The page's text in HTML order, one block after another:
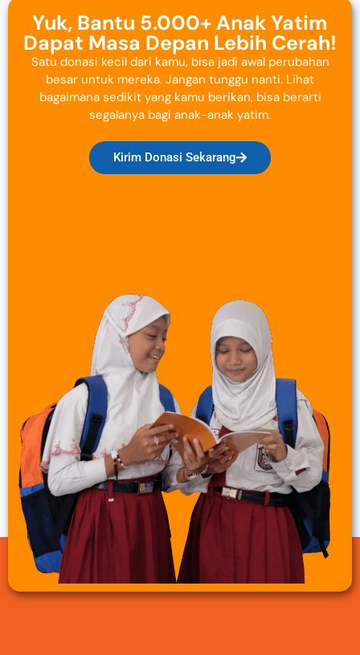
Yuk, Bantu 5.000+ Anak Yatim
Dapat Masa Depan Lebih Cerah!
Satu donasi kecil dari kamu, bisa jadi awal perubahan
besar untuk mereka. Jangan tunggu nanti. Lihat
bagaimana sedikit yang kamu berikan, bisa berarti
segalanya bagi anak-anak yatim.
Kirim Donasi Sekarang